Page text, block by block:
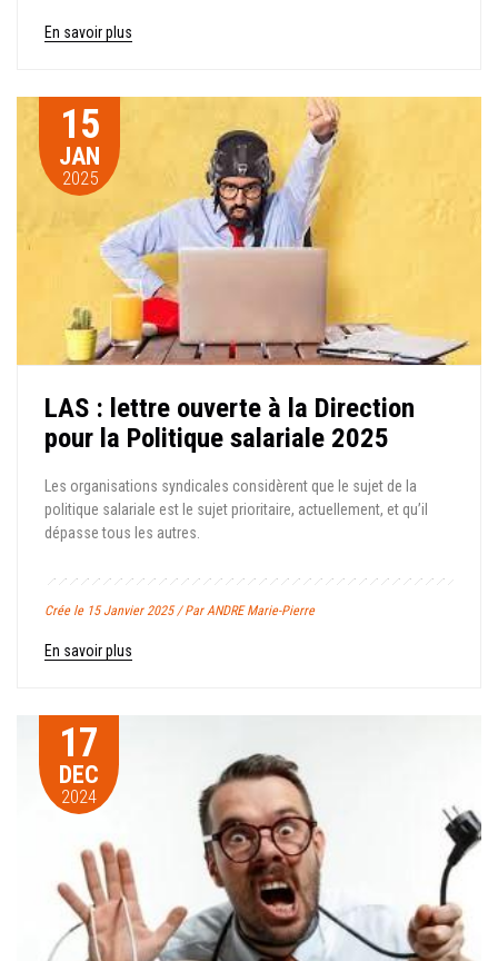
En savoir plus
15
JAN
2025
LAS : lettre ouverte à la Direction
pour la Politique salariale 2025
Les organisations syndicales considèrent que le sujet de la
politique salariale est le sujet prioritaire, actuellement, et qu’il
dépasse tous les autres.
Crée le 15 Janvier 2025 / Par ANDRE Marie-Pierre
En savoir plus
17
DEC
2024